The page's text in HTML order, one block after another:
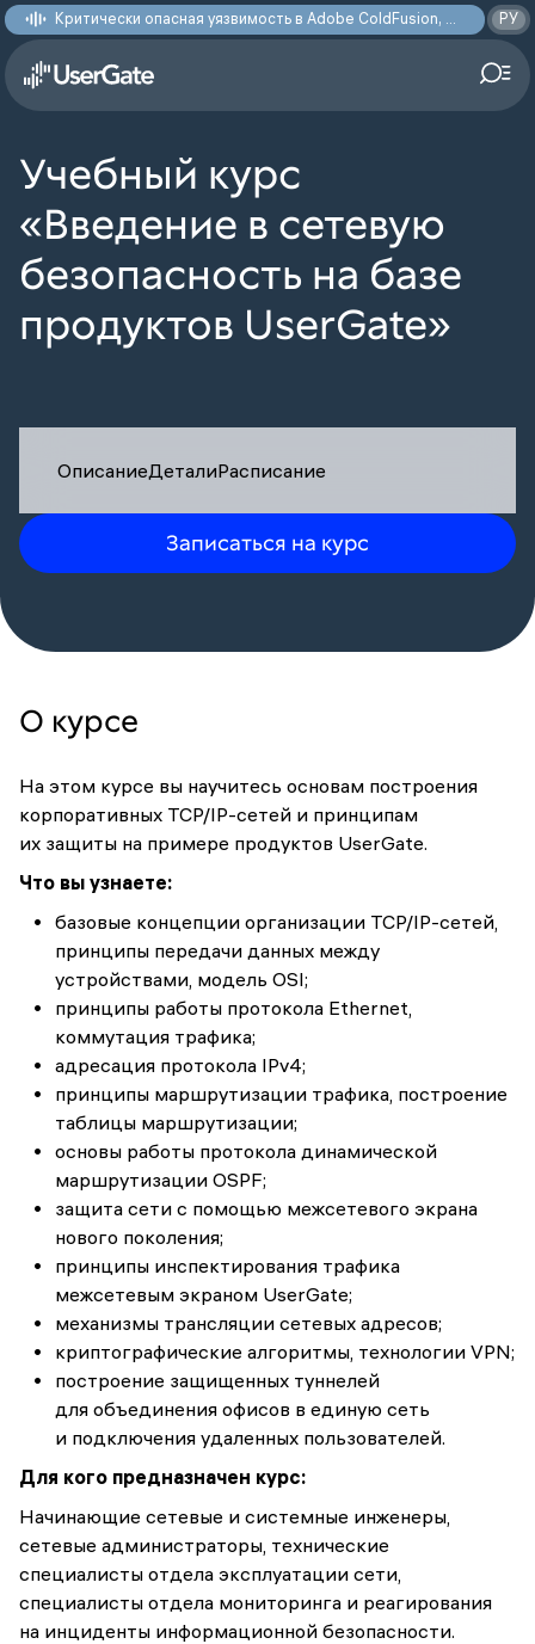
Критически опасная уязвимость в Adobe ColdFusion, позволяющая получить доступ к произвольным файлам: CVE-2026-48282 РУ
Учебный курс
«Введение в сетевую
безопасность на базе
продуктов UserGate»
ОписаниеДеталиРасписание
Записаться на курс
О курсе
На этом курсе вы научитесь основам построения
корпоративных TCP/IP-сетей и принципам
их защиты на примере продуктов UserGate.
Что вы узнаете:
базовые концепции организации TCP/IP-сетей,
принципы передачи данных между
устройствами, модель OSI;
принципы работы протокола Ethernet,
коммутация трафика;
адресация протокола IPv4;
принципы маршрутизации трафика, построение
таблицы маршрутизации;
основы работы протокола динамической
маршрутизации OSPF;
защита сети с помощью межсетевого экрана
нового поколения;
принципы инспектирования трафика
межсетевым экраном UserGate;
механизмы трансляции сетевых адресов;
криптографические алгоритмы, технологии VPN;
построение защищенных туннелей
для объединения офисов в единую сеть
и подключения удаленных пользователей.
Для кого предназначен курс:
Начинающие сетевые и системные инженеры,
сетевые администраторы, технические
специалисты отдела эксплуатации сети,
специалисты отдела мониторинга и реагирования
на инциденты информационной безопасности.